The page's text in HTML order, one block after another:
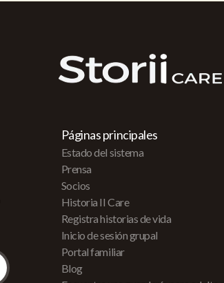
Páginas principales
Estado del sistema
Prensa
Socios
Historia II Care
Registra historias de vida
Inicio de sesión grupal
Portal familiar
Blog